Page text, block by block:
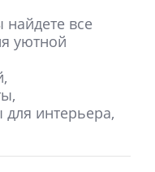
все
уютной
интерьера,